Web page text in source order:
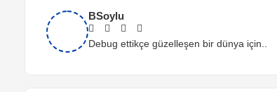
BSoylu
Debug ettikçe güzelleşen bir dünya için..